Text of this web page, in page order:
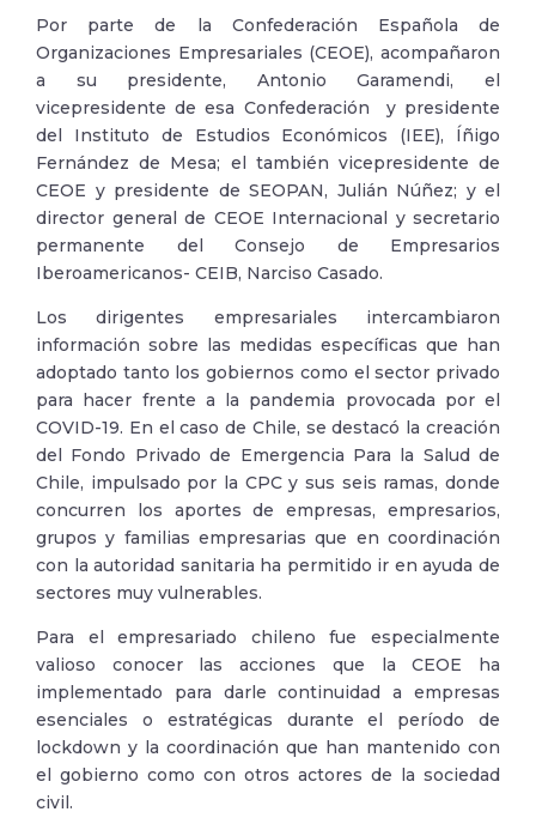
Por parte de la Confederación Española de
Organizaciones Empresariales (CEOE), acompañaron
a su presidente, Antonio Garamendi, el
vicepresidente de esa Confederación y presidente
del Instituto de Estudios Económicos (IEE), Íñigo
Fernández de Mesa; el también vicepresidente de
CEOE y presidente de SEOPAN, Julián Núñez; y el
director general de CEOE Internacional y secretario
permanente del Consejo de Empresarios
Iberoamericanos- CEIB, Narciso Casado.
Los dirigentes empresariales intercambiaron
información sobre las medidas específicas que han
adoptado tanto los gobiernos como el sector privado
para hacer frente a la pandemia provocada por el
COVID-19. En el caso de Chile, se destacó la creación
del Fondo Privado de Emergencia Para la Salud de
Chile, impulsado por la CPC y sus seis ramas, donde
concurren los aportes de empresas, empresarios,
grupos y familias empresarias que en coordinación
con la autoridad sanitaria ha permitido ir en ayuda de
sectores muy vulnerables.
Para el empresariado chileno fue especialmente
valioso conocer las acciones que la CEOE ha
implementado para darle continuidad a empresas
esenciales o estratégicas durante el período de
lockdown y la coordinación que han mantenido con
el gobierno como con otros actores de la sociedad
civil.